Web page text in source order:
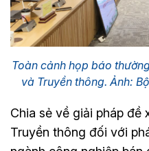
Toàn cảnh họp báo
và Truyền thông. Ảnh:
Chia sẻ về giải pháp đề
Truyền thông đối với